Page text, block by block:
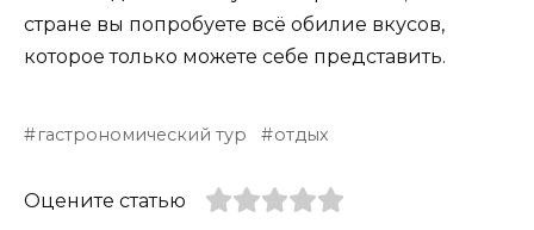
стране вы попробуете всё обилие вкусов,
которое только можете себе представить.
гастрономический тур отдых
Оцените статью